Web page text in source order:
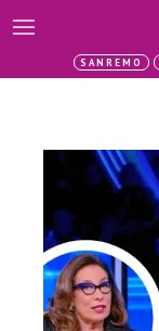
SANREMO